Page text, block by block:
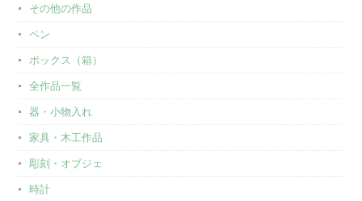
その他の作品
ペン
ボックス（箱）
全作品一覧
器・小物入れ
家具・木工作品
彫刻・オブジェ
時計